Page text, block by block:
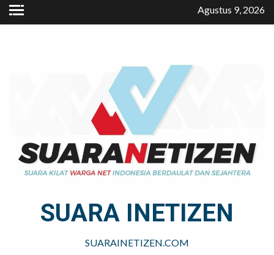
Skip
to
Agustus 9, 2026
SUARA INETIZEN
SUARAINETIZEN.COM